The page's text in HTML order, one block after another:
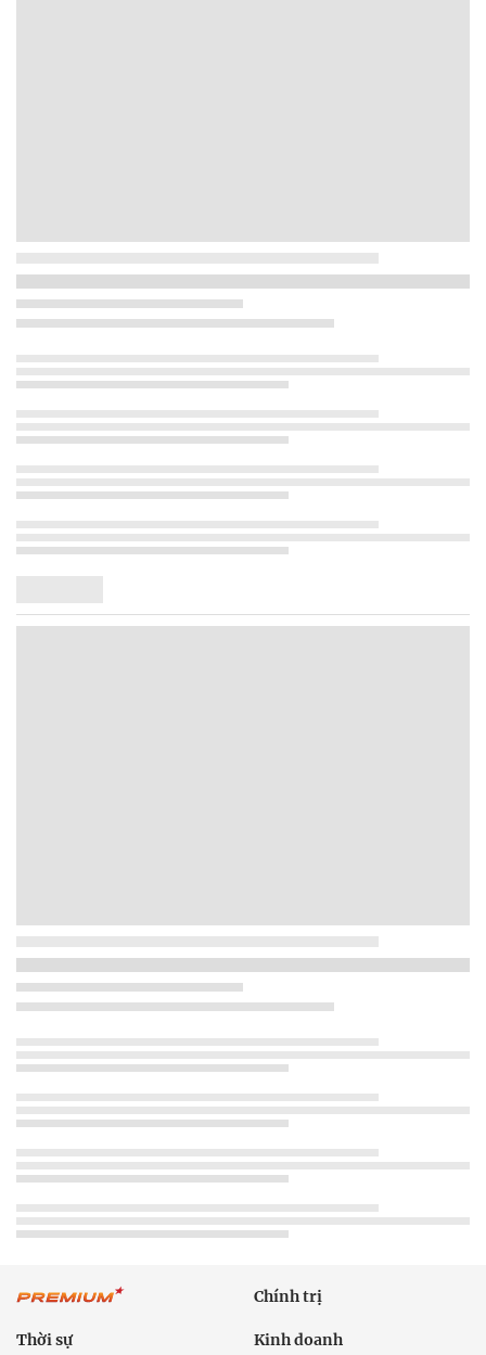
Chính trị
Thời sự Kinh doanh